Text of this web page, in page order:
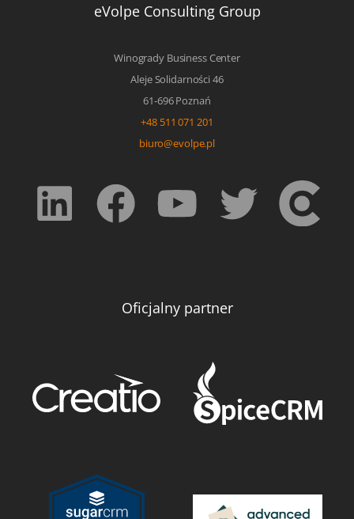
eVolpe Consulting Group
Winogrady Business Center
Aleje Solidarności 46
61-696 Poznań
+48 511 071 201
biuro@evolpe.pl
Oficjalny partner